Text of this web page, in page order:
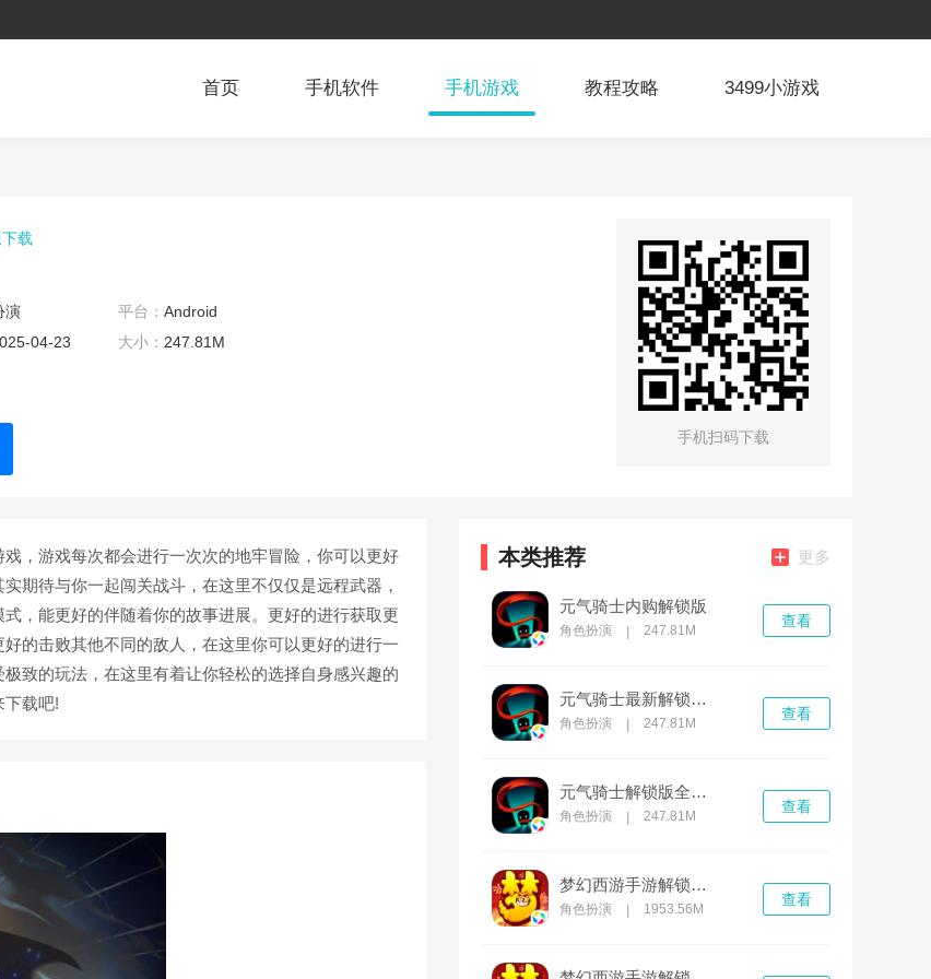
首页 手机软件 手机游戏 教程攻略 3499小游戏
载
演 平台： Android
04-23 大小： 247.81M
手机扫码下载
，游戏每次都会进行一次次的地牢冒险，你可以更好
期待与你一起闯关战斗，在这里不仅仅是远程武器，
，能更好的伴随着你的故事进展。更好的进行获取更
的击败其他不同的敌人，在这里你可以更好的进行一
致的玩法，在这里有着让你轻松的选择自身感兴趣的
下载吧!
本类推荐 更多
元气骑士内购解锁版
角色扮演 247.81M
查看
元气骑士最新解锁版下载
角色扮演 247.81M
查看
元气骑士解锁版全无限2022最新版
角色扮演 247.81M
查看
梦幻西游手游解锁版无限仙玉
角色扮演 1953.56M
查看